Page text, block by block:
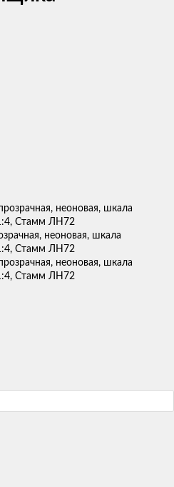
неоновая, шкала
Стамм ЛН72